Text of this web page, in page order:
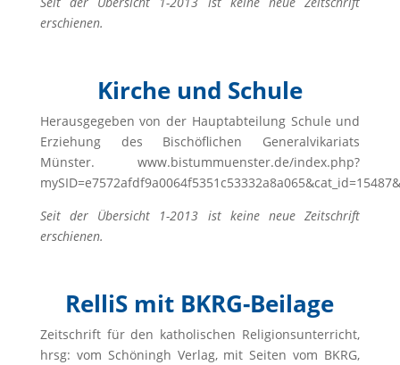
erschienen.
Kirche und Schule
Herausgegeben von der Hauptabteilung Schule und
Erziehung des Bischöflichen Generalvikariats
Münster. www.bistummuenster.de/index.php?
Seit der Übersicht 1-2013 ist keine neue Zeitschrift
erschienen.
RelliS mit BKRG-Beilage
Zeitschrift für den katholischen Religionsunterricht,
hrsg: vom Schöningh Verlag, mit Seiten vom BKRG,